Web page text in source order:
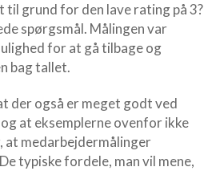
til grund for den lave rating på 3?
spørgsmål. Målingen var
for at gå tilbage og
bag tallet.
der også er meget godt ved
at eksemplerne ovenfor ikke
at medarbejdermålinger
typiske fordele, man vil mene,